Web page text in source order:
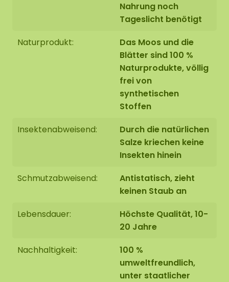
Nahrung noch
Tageslicht benötigt
Naturprodukt:
Das Moos und die
Blätter sind 100 %
Naturprodukte, völlig
frei von
synthetischen
Stoffen
Insektenabweisend:
Durch die natürlichen
Salze kriechen keine
Insekten hinein
Schmutzabweisend:
Antistatisch, zieht
keinen Staub an
Lebensdauer:
Höchste Qualität, 10-
20 Jahre
Nachhaltigkeit:
100 %
umweltfreundlich,
unter staatlicher